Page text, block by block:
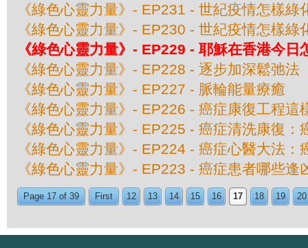
《綠色心靈力量》- EP231 - 世紀疫情怎樣
《綠色心靈力量》- EP230 - 世紀疫情怎樣
《綠色心靈力量》- EP229 - 耶穌在香港今
《綠色心靈力量》- EP228 - 逐步加深鬆弛法
《綠色心靈力量》- EP227 - 脈輪能量療癒
《綠色心靈力量》- EP226 - 癌症康復工程
《綠色心靈力量》- EP225 - 癌症清洗康復：
《綠色心靈力量》- EP224 - 癌症心醫大法：
《綠色心靈力量》- EP223 - 癌症患者哪些
Page 17 of 39 First 12 13 14 15 16 17 18 19 20